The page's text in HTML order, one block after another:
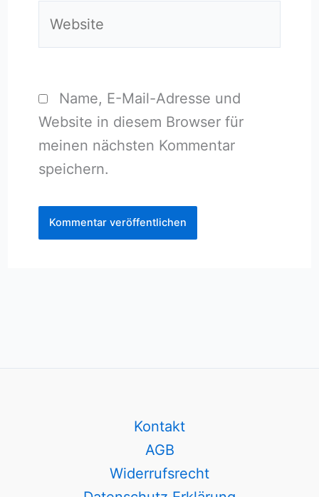
Name, E-Mail-Adresse und
Website in diesem Browser für
meinen nächsten Kommentar
speichern.
Kontakt
AGB
Widerrufsrecht